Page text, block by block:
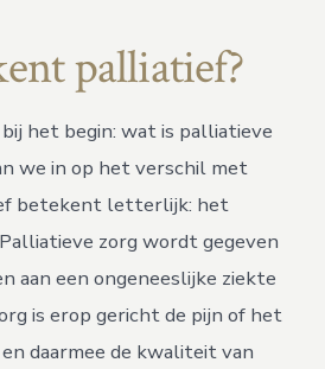
palliatief?
het begin: wat is palliatieve
we in op het verschil met
betekent letterlijk: het
zorg wordt gegeven
aan een ongeneeslijke ziekte
is erop gericht de pijn of het
daarmee de kwaliteit van